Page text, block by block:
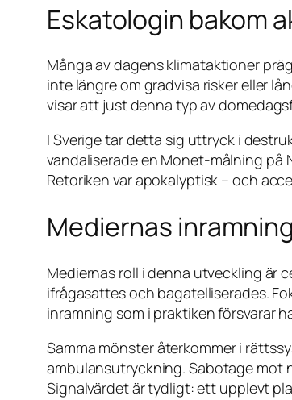
Eskatologin bakom
Många av dagens klimataktioner
inte längre om gradvisa risker eller
visar att just denna typ av
I Sverige tar detta sig uttryck i
vandaliserade en Monet-målning på
Retoriken var apokalyptisk – och
Mediernas
Mediernas roll i denna utveckling är
ifrågasattes och bagatelliserades.
inramning som i praktiken försvarar
Samma mönster återkommer i
ambulansutryckning. Sabotage mot
Signalvärdet är tydligt: ett upplevt